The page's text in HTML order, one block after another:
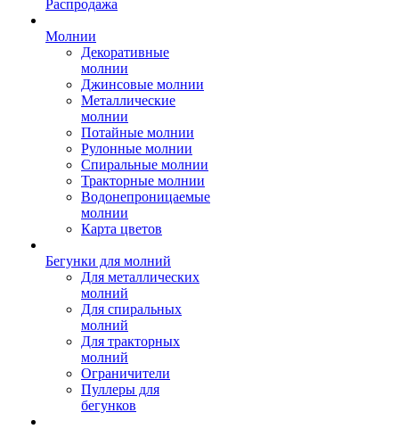
Распродажа
Молнии
Декоративные
молнии
Джинсовые молнии
Металлические
молнии
Потайные молнии
Рулонные молнии
Спиральные молнии
Тракторные молнии
Водонепроницаемые
молнии
Карта цветов
Бегунки для молний
Для металлических
молний
Для спиральных
молний
Для тракторных
молний
Ограничители
Пуллеры для
бегунков